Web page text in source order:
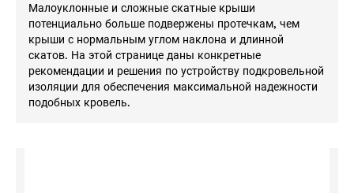
Малоуклонные и сложные скатные крыши
потенциально больше подвержены протечкам, чем
крыши с нормальным углом наклона и длинной
скатов. На этой странице даны конкретные
рекомендации и решения по устройству подкровельной
изоляции для обеспечения максимальной надежности
подобных кровель.